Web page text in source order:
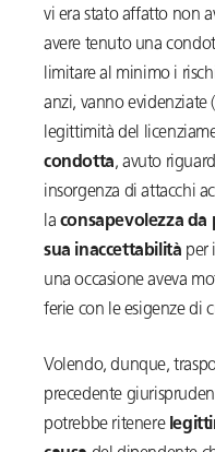
vi era stato affatto non
avere tenuto una
limitare al minimo i
anzi, vanno evidenziate
legittimità del
condotta, avuto
insorgenza di attacchi
la consapevolezza
sua inaccettabilità per
una occasione aveva
ferie con le esigenze di
Volendo, dunque,
precedente
potrebbe ritenere